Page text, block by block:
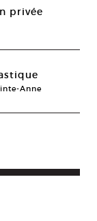
privée
Anne